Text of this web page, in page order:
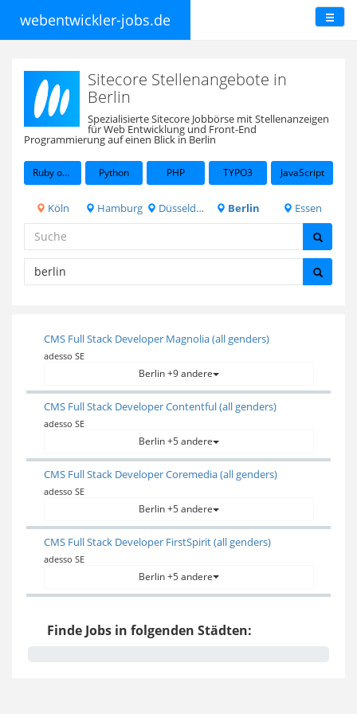
webentwickler-jobs.de
Sitecore Stellenangebote in
Berlin
Spezialisierte Sitecore Jobbörse mit Stellenanzeigen
für Web Entwicklung und Front-End
Programmierung auf einen Blick in Berlin
Ruby on Rails Python PHP TYPO3 JavaScript
Köln Hamburg Düsseldorf Berlin Essen
CMS Full Stack Developer Magnolia (all genders)
adesso SE
Berlin +9 andere
CMS Full Stack Developer Contentful (all genders)
adesso SE
Berlin +5 andere
CMS Full Stack Developer Coremedia (all genders)
adesso SE
Berlin +5 andere
CMS Full Stack Developer FirstSpirit (all genders)
adesso SE
Berlin +5 andere
Finde Jobs in folgenden Städten: